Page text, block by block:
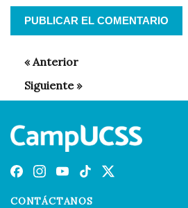
CONTÁCTANOS